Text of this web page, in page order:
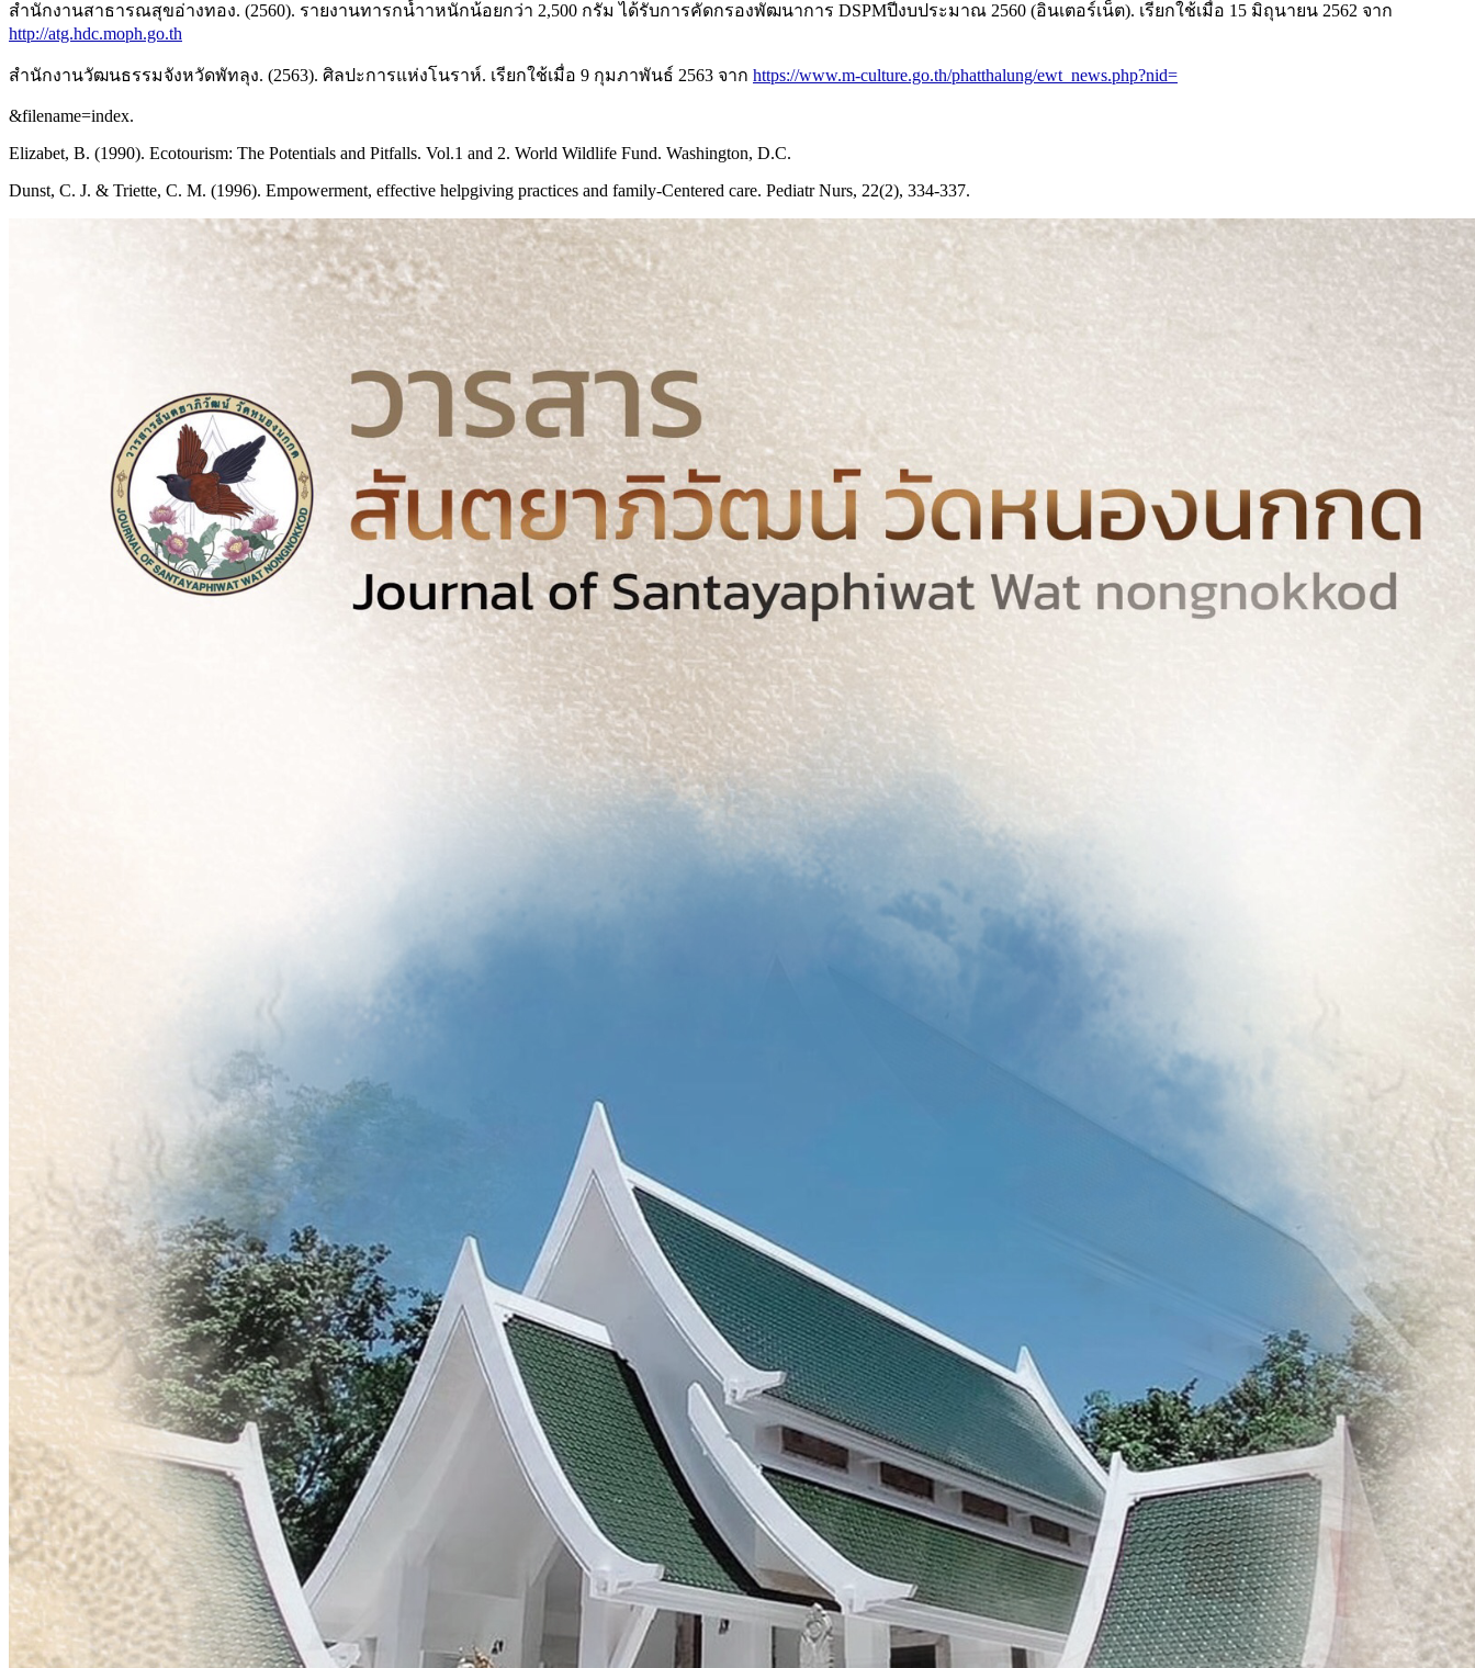
สำนักงานสาธารณสุขอ่างทอง. (2560). รายงานทารกน้ำาหนักน้อยกว่า 2,500 กรัม ได้รับการคัดกรองพัฒนาการ DSPMปีงบประมาณ 2560 (อินเตอร์เน็ต). เรียกใช้เมื่อ 15 มิถุนายน 2562 จาก
http://atg.hdc.moph.go.th
สำนักงานวัฒนธรรมจังหวัดพัทลุง. (2563). ศิลปะการแห่งโนราห์. เรียกใช้เมื่อ 9 กุมภาพันธ์ 2563 จาก https://www.m-culture.go.th/phatthalung/ewt_news.php?nid=
&filename=index.
Elizabet, B. (1990). Ecotourism: The Potentials and Pitfalls. Vol.1 and 2. World Wildlife Fund. Washington, D.C.
Dunst, C. J. & Triette, C. M. (1996). Empowerment, effective helpgiving practices and family-Centered care. Pediatr Nurs, 22(2), 334-337.